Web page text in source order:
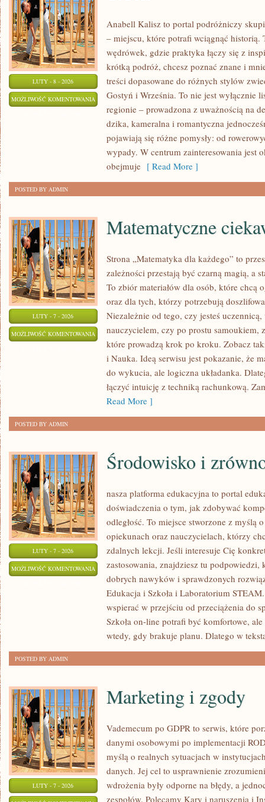
LUTY - 8 - 2026
MOŻLIWOŚĆ KOMENTOWANIA TUREK
Anabell Kalisz to portal podróżniczy
– miejscu, które potrafi wciągnąć historią.
wędrówek, gdzie praktyka łączy się z
krótką podróż, chcesz poznać znane i
treści dopasowane do różnych stylów
Gostyń i Września. To nie jest wyłącznie
regionie – prowadzona z uważnością na
dzika, kameralna i romantyczna
pojawiają się różne pomysły: od
wypady. W centrum zainteresowania jest
obejmuje [ Read More ]
POSTED BY ADMIN
LUTY - 7 - 2026
MOŻLIWOŚĆ KOMENTOWANIA MATEMATYCZNE
CIEKAWOSTKI
ZAGADKI
Matematyczne
Strona „Matematyka dla każdego” to
zależności przestają być czarną magią, a
To zbiór materiałów dla osób, które chcą
oraz dla tych, którzy potrzebują
Niezależnie od tego, czy jesteś
nauczycielem, czy po prostu samoukiem,
które prowadzą krok po kroku. Zobacz
i Nauka. Ideą serwisu jest pokazanie, że
do wykucia, ale logiczna układanka.
łączyć intuicję z techniką rachunkową.
Read More ]
POSTED BY ADMIN
LUTY - 7 - 2026
MOŻLIWOŚĆ KOMENTOWANIA ŚRODOWISKO
ZRÓWNOWAŻONY
ROZWÓJ
Środowisko i
nasza platforma edukacyjna to portal
doświadczenia o tym, jak zdobywać
odległość. To miejsce stworzone z myślą
opiekunach oraz nauczycielach, którzy
zdalnych lekcji. Jeśli interesuje Cię
zastosowania, znajdziesz tu
dobrych nawyków i sprawdzonych
Edukacja i Szkoła i Laboratorium
wspierać w przejściu od przeciążenia do
Szkoła on-line potrafi być komfortowe,
wtedy, gdy brakuje planu. Dlatego w
POSTED BY ADMIN
LUTY - 7 - 2026
Marketing i zgody
Vademecum po GDPR to serwis, które
danymi osobowymi po implementacji
myślą o realnych sytuacjach w
danych. Jej cel to usprawnienie
wdrożenia były odporne na błędy, a
zespołów. Polecamy Kary i naruszenia i